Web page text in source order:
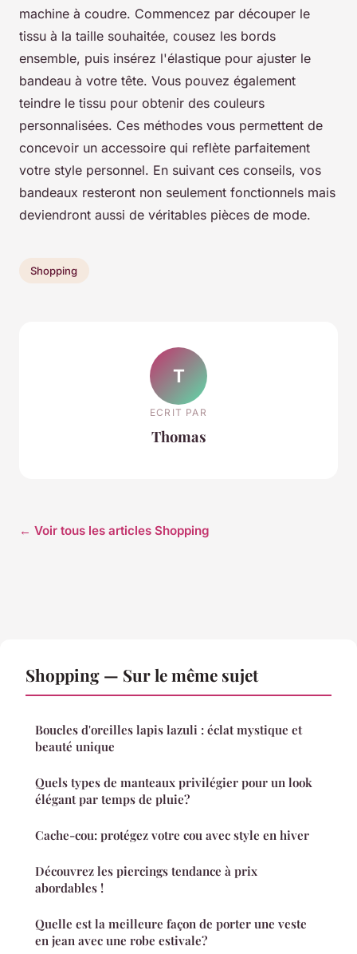
machine à coudre. Commencez par découper le
tissu à la taille souhaitée, cousez les bords
ensemble, puis insérez l'élastique pour ajuster le
bandeau à votre tête. Vous pouvez également
teindre le tissu pour obtenir des couleurs
personnalisées. Ces méthodes vous permettent de
concevoir un accessoire qui reflète parfaitement
votre style personnel. En suivant ces conseils, vos
bandeaux resteront non seulement fonctionnels mais
deviendront aussi de véritables pièces de mode.
Shopping
T
ECRIT PAR
Thomas
← Voir tous les articles Shopping
Shopping — Sur le même sujet
Boucles d'oreilles lapis lazuli : éclat mystique et
beauté unique
Quels types de manteaux privilégier pour un look
élégant par temps de pluie?
Cache-cou: protégez votre cou avec style en hiver
Découvrez les piercings tendance à prix
abordables !
Quelle est la meilleure façon de porter une veste
en jean avec une robe estivale?